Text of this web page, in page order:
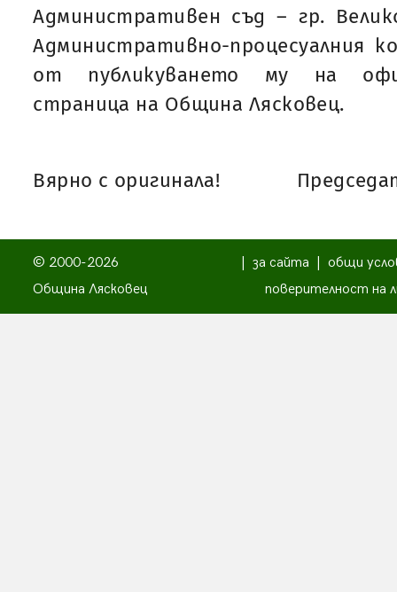
Административен съд – гр.
Административно-процесуалния
от публикуването му на
страница на Община Лясковец.
Вярно с оригинала!
© 2000-2026
Община Лясковец
за сайта
общи
поверителност на